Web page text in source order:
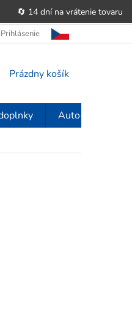
🔄 14 dní na vrátenie tovaru
POUČENIE O PRÁVE
Prihlásenie
NÁKUPNÝ
Prázdny košík
Auto-moto